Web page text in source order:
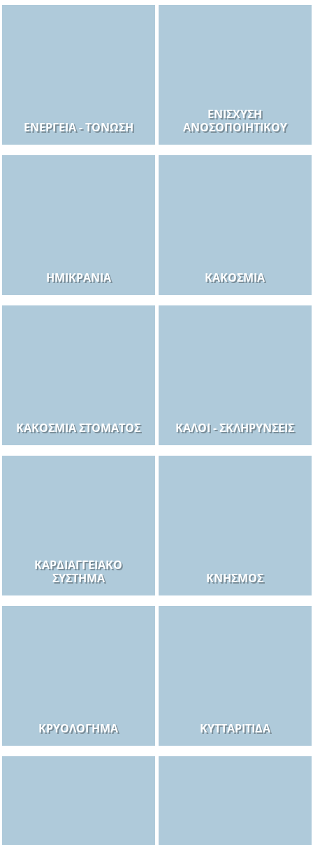
ΕΝΈΡΓΕΙΑ - ΤΌΝΩΣΗ
ΕΝΊΣΧΥΣΗ
ΑΝΟΣΟΠΟΙΗΤΙΚΟΎ
ΗΜΙΚΡΑΝΊΑ ΚΑΚΟΣΜΊΑ
ΚΑΚΟΣΜΊΑ ΣΤΌΜΑΤΟΣ ΚΆΛΟΙ - ΣΚΛΗΡΎΝΣΕΙΣ
ΚΑΡΔΙΑΓΓΕΙΑΚΌ
ΣΎΣΤΗΜΑ
ΚΝΗΣΜΌΣ
ΚΡΥΟΛΌΓΗΜΑ ΚΥΤΤΑΡΊΤΙΔΑ